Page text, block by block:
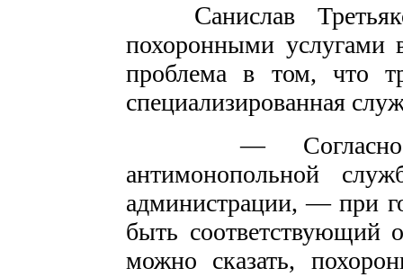
Санислав
похоронными услугами
проблема в том, что
специализированная
— Согласно
антимонопольной
администрации, — при
быть соответствующий
можно сказать,